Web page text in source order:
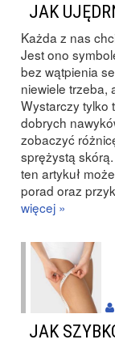
JAK
Każda z nas
Jest ono
bez wątpienia
niewiele trzeba,
Wystarczy tylko
dobrych
zobaczyć
sprężystą
ten artykuł
porad oraz
więcej »
JAK